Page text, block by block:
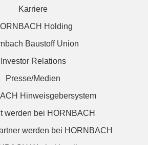
Karriere
Holding
Baustoff Union
Investor Relations
Presse/Medien
Hinweisgebersystem
werden bei HORNBACH
werden bei HORNBACH